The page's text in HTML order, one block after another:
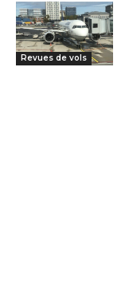
Revues de vols